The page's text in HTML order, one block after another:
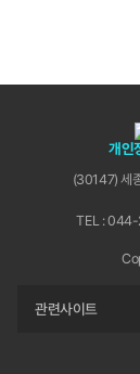
개인
(30147) 세
TEL :
관련사이트